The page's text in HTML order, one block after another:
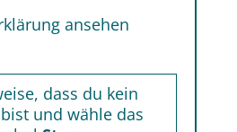
ansehen
dass du kein
und wähle das